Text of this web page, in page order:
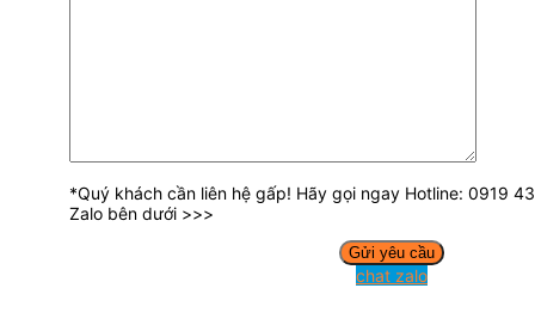
*Quý khách cần liên hệ gấp! Hãy gọi ngay Hotline: 0919
Zalo bên dưới >>>
chat zalo